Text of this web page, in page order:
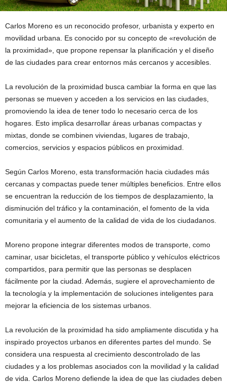
Carlos Moreno es un reconocido profesor, urbanista y experto en
movilidad urbana. Es conocido por su concepto de «revolución de
la proximidad», que propone repensar la planificación y el diseño
de las ciudades para crear entornos más cercanos y accesibles.
La revolución de la proximidad busca cambiar la forma en que las
personas se mueven y acceden a los servicios en las ciudades,
promoviendo la idea de tener todo lo necesario cerca de los
hogares. Esto implica desarrollar áreas urbanas compactas y
mixtas, donde se combinen viviendas, lugares de trabajo,
comercios, servicios y espacios públicos en proximidad.
Según Carlos Moreno, esta transformación hacia ciudades más
cercanas y compactas puede tener múltiples beneficios. Entre ellos
se encuentran la reducción de los tiempos de desplazamiento, la
disminución del tráfico y la contaminación, el fomento de la vida
comunitaria y el aumento de la calidad de vida de los ciudadanos.
Moreno propone integrar diferentes modos de transporte, como
caminar, usar bicicletas, el transporte público y vehículos eléctricos
compartidos, para permitir que las personas se desplacen
fácilmente por la ciudad. Además, sugiere el aprovechamiento de
la tecnología y la implementación de soluciones inteligentes para
mejorar la eficiencia de los sistemas urbanos.
La revolución de la proximidad ha sido ampliamente discutida y ha
inspirado proyectos urbanos en diferentes partes del mundo. Se
considera una respuesta al crecimiento descontrolado de las
ciudades y a los problemas asociados con la movilidad y la calidad
de vida. Carlos Moreno defiende la idea de que las ciudades deben